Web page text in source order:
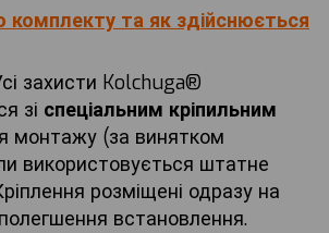
та як здійснюється
захисти Kolchuga®
зі спеціальним кріпильним
монтажу (за винятком
використовується штатне
розміщені одразу на
встановлення.